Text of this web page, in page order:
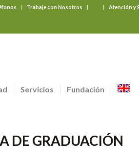
Trabaje con Nosotros Atención y
Servicios Fundación
DE GRADUACIÓN